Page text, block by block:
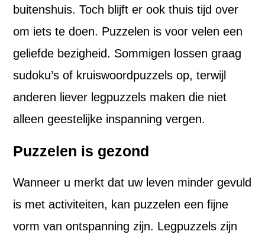
buitenshuis. Toch blijft er ook thuis tijd over
om iets te doen. Puzzelen is voor velen een
geliefde bezigheid. Sommigen lossen graag
sudoku’s of kruiswoordpuzzels op, terwijl
anderen liever legpuzzels maken die niet
alleen geestelijke inspanning vergen.
Puzzelen is gezond
Wanneer u merkt dat uw leven minder gevuld
is met activiteiten, kan puzzelen een fijne
vorm van ontspanning zijn. Legpuzzels zijn